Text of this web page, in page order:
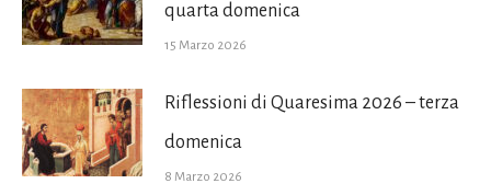
quarta domenica
15 Marzo 2026
Riflessioni di Quaresima 2026 – terza
domenica
8 Marzo 2026